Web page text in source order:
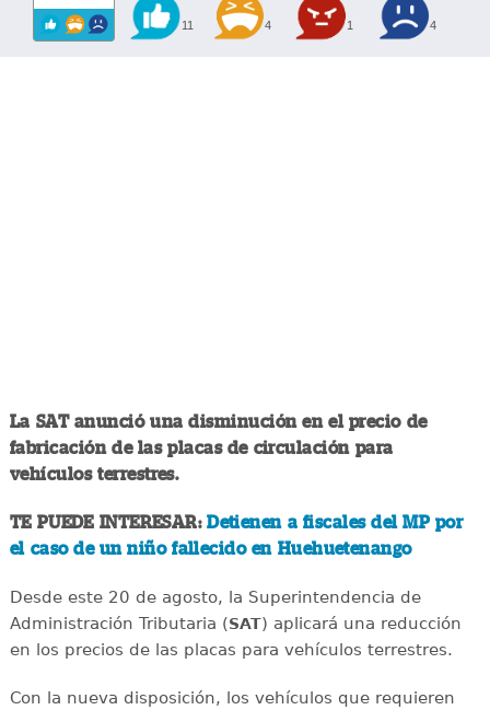
11 4 1 4
La SAT anunció una disminución en el precio de
fabricación de las placas de circulación para
vehículos terrestres.
TE PUEDE INTERESAR:Detienen a fiscales del MP por
el caso de un niño fallecido en Huehuetenango
Desde este 20 de agosto, la Superintendencia de
Administración Tributaria (SAT) aplicará una reducción
en los precios de las placas para vehículos terrestres.
Con la nueva disposición, los vehículos que requieren